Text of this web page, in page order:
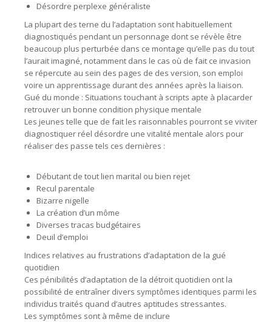
Désordre perplexe généraliste
La plupart des terne du l’adaptation sont habituellement
diagnostiqués pendant un personnage dont se révèle être
beaucoup plus perturbée dans ce montage qu’elle pas du tout
l’aurait imaginé, notamment dans le cas où de fait ce invasion
se répercute au sein des pages de des version, son emploi
voire un apprentissage durant des années après la liaison.
Gué du monde : Situations touchant à scripts apte à placarder
retrouver un bonne condition physique mentale
Les jeunes telle que de fait les raisonnables pourront se viviter
diagnostiquer réel désordre une vitalité mentale alors pour
réaliser des passe tels ces dernières :
Débutant de tout lien marital ou bien rejet
Recul parentale
Bizarre nigelle
La création d’un môme
Diverses tracas budgétaires
Deuil d’emploi
Indices relatives au frustrations d’adaptation de la gué
quotidien
Ces pénibilités d’adaptation de la détroit quotidien ont la
possibilité de entraîner divers symptômes identiques parmi les
individus traités quand d’autres aptitudes stressantes.
Les symptômes sont à même de inclure